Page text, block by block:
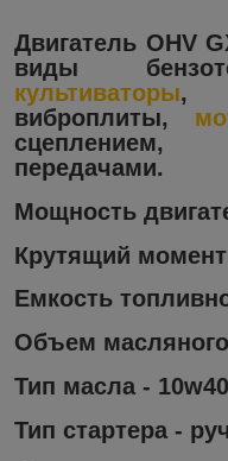
Двигатель OHV
виды
культиваторы,
виброплиты,
передачами.
Мощность
Крутящий
Емкость
Объем масляного
Тип масла -
Тип стартера -